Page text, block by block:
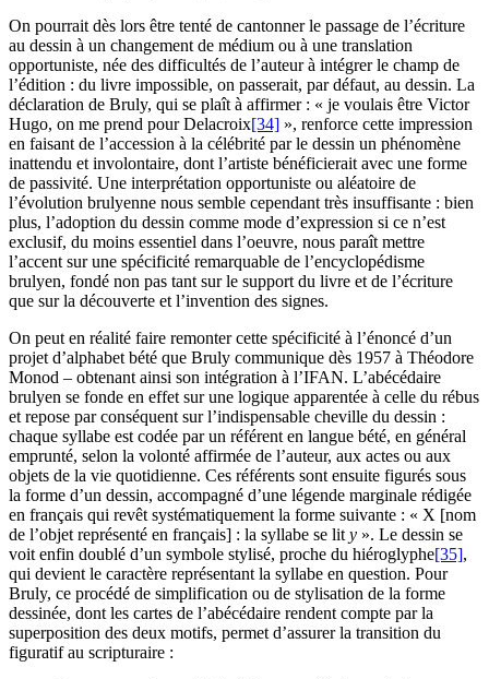
On pourrait dès lors être tenté de cantonner le passage de l’écriture
au dessin à un changement de médium ou à une translation
opportuniste, née des difficultés de l’auteur à intégrer le champ de
l’édition : du livre impossible, on passerait, par défaut, au dessin. La
déclaration de Bruly, qui se plaît à affirmer : « je voulais être Victor
Hugo, on me prend pour Delacroix[34] », renforce cette impression
en faisant de l’accession à la célébrité par le dessin un phénomène
inattendu et involontaire, dont l’artiste bénéficierait avec une forme
de passivité. Une interprétation opportuniste ou aléatoire de
l’évolution brulyenne nous semble cependant très insuffisante : bien
plus, l’adoption du dessin comme mode d’expression si ce n’est
exclusif, du moins essentiel dans l’oeuvre, nous paraît mettre
l’accent sur une spécificité remarquable de l’encyclopédisme
brulyen, fondé non pas tant sur le support du livre et de l’écriture
que sur la découverte et l’invention des signes.
On peut en réalité faire remonter cette spécificité à l’énoncé d’un
projet d’alphabet bété que Bruly communique dès 1957 à Théodore
Monod – obtenant ainsi son intégration à l’IFAN. L’abécédaire
brulyen se fonde en effet sur une logique apparentée à celle du rébus
et repose par conséquent sur l’indispensable cheville du dessin :
chaque syllabe est codée par un référent en langue bété, en général
emprunté, selon la volonté affirmée de l’auteur, aux actes ou aux
objets de la vie quotidienne. Ces référents sont ensuite figurés sous
la forme d’un dessin, accompagné d’une légende marginale rédigée
en français qui revêt systématiquement la forme suivante : « X [nom
de l’objet représenté en français] : la syllabe se lit y ». Le dessin se
voit enfin doublé d’un symbole stylisé, proche du hiéroglyphe[35],
qui devient le caractère représentant la syllabe en question. Pour
Bruly, ce procédé de simplification ou de stylisation de la forme
dessinée, dont les cartes de l’abécédaire rendent compte par la
superposition des deux motifs, permet d’assurer la transition du
figuratif au scripturaire :